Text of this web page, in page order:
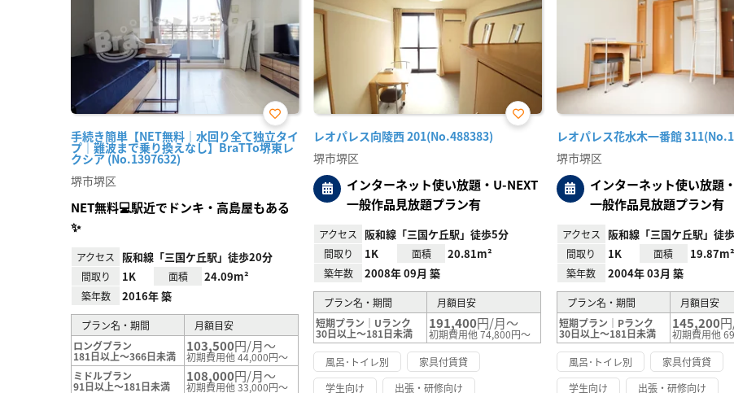
手続き簡単【NET無料｜水回り全て独立タイ
プ｜難波まで乗り換えなし】BraTTo堺東レ
クシア (No.1397632)
お気
に入
り登
堺市堺区
NET無料💻駅近でドンキ・高島屋もある
✨
アクセス 阪和線「三国ケ丘駅」徒歩20分
間取り 1K 面積 24.09m²
築年数 2016年 築
プラン名・期間
月額目安
ロングプラン
181日以上～366日未満
103,500円/月～
初期費用他 44,000円～
ミドルプラン
91日以上～181日未満
108,000円/月～
初期費用他 33,000円～
レオパレス向陵西 201(No.488383) お気
堺市堺区
インターネット使い放題・U-NEXT
一般作品見放題プラン有
アクセス 阪和線「三国ケ丘駅」徒歩5分
間取り 1K 面積 20.81m²
築年数 2008年 09月 築
プラン名・期間
月額目安
短期プラン｜Uランク
30日以上～181日未満
191,400円/月～
初期費用他 74,800円～
風呂･トイレ別
家具付賃貸
学生向け
出張・研修向け
レオパレス花水木一番館
堺市堺区
インターネット使い放題
一般作品見放題プラン有
アクセス 阪和線「三国ケ丘駅」徒
間取り 1K 面積 19.87m²
築年数 2004年 03月 築
プラン名・期間
月額目安
短期プラン｜Pランク
30日以上～181日未満
145,200
初期費用他
風呂･トイレ別
家具付賃貸
学生向け
出張・研修向け